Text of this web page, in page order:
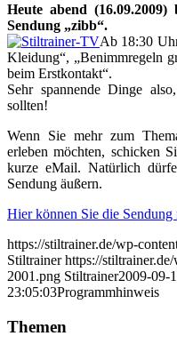
Heute abend
Sendung „zibb“.
Ab 18:30
Kleidung“, „Benimmregeln
beim Erstkontakt“.
Sehr spannende Dinge
sollten!
Wenn Sie mehr zum
erleben möchten, schicken
kurze eMail. Natürlich
Sendung äußern.
Hier können Sie die Sendung
https://stiltrainer.de/wp-
Stiltrainer https://
2001.png Stiltrainer2009-09-
23:05:03Programmhinweis
Themen